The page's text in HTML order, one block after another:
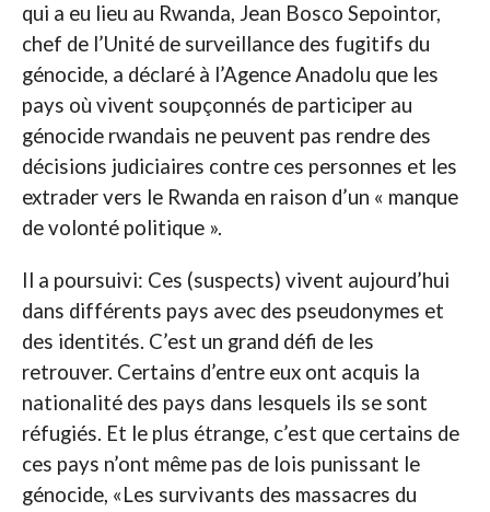
qui a eu lieu au Rwanda, Jean Bosco Sepointor,
chef de l’Unité de surveillance des fugitifs du
génocide, a déclaré à l’Agence Anadolu que les
pays où vivent soupçonnés de participer au
génocide rwandais ne peuvent pas rendre des
décisions judiciaires contre ces personnes et les
extrader vers le Rwanda en raison d’un « manque
de volonté politique ».
Il a poursuivi: Ces (suspects) vivent aujourd’hui
dans différents pays avec des pseudonymes et
des identités. C’est un grand défi de les
retrouver. Certains d’entre eux ont acquis la
nationalité des pays dans lesquels ils se sont
réfugiés. Et le plus étrange, c’est que certains de
ces pays n’ont même pas de lois punissant le
génocide, «Les survivants des massacres du